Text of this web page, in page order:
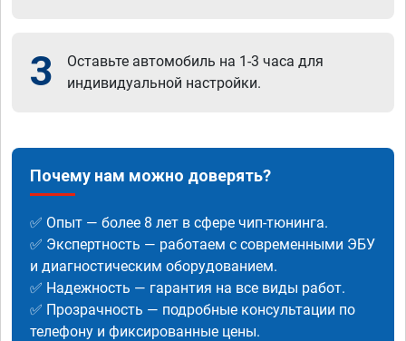
3
Оставьте автомобиль на 1-3 часа для
индивидуальной настройки.
Почему нам можно доверять?
✅ Опыт — более 8 лет в сфере чип-тюнинга.
✅ Экспертность — работаем с современными ЭБУ
и диагностическим оборудованием.
✅ Надежность — гарантия на все виды работ.
✅ Прозрачность — подробные консультации по
телефону и фиксированные цены.